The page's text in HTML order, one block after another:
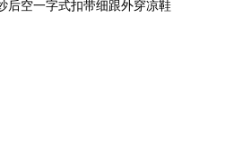
后空一字式扣带细跟外穿凉鞋